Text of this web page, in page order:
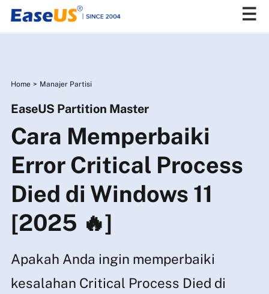
Home > Manajer Partisi
EaseUS Partition Master
Cara Memperbaiki
Error Critical Process
Died di Windows 11
[2025 🔥]
Apakah Anda ingin memperbaiki
kesalahan Critical Process Died di